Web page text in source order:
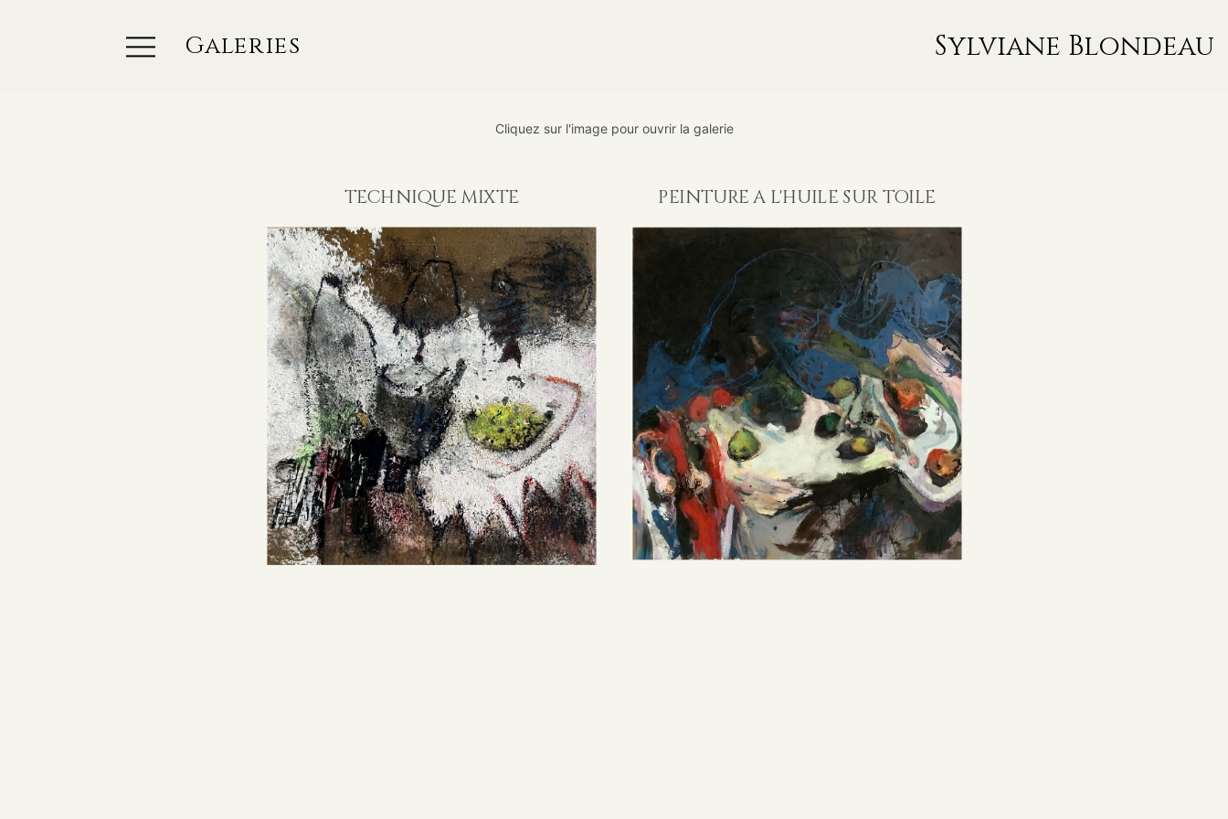
Galeries Sylviane Blondeau
Cliquez sur l'image pour ouvrir la galerie
TECHNIQUE MIXTE PEINTURE A L'HUILE SUR TOILE